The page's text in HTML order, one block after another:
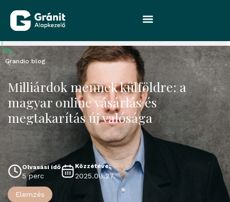
Grandio blog
Milliárdok mennek külföldre: a
magyar online vásárlás és
megtakarítás új valósága
Olvasási idő
5 perc
Közzétéve:
2025.08.27.
Elemzés
0%